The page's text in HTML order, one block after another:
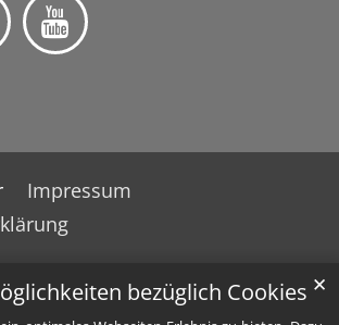
bezüglich Cookies ✕
Impressum